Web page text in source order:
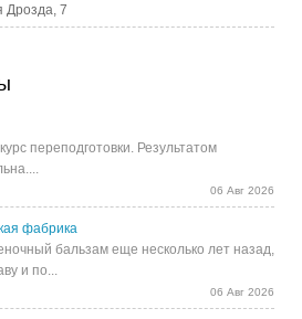
Дрозда, 7
переподготовки. Результатом
06 Авг 2026
фабрика
бальзам еще несколько лет назад,
и по...
06 Авг 2026